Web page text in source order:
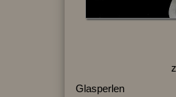
Glasperlen